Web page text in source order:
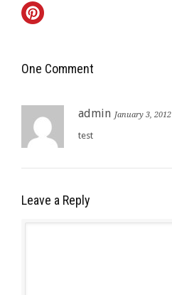
One Comment
admin January 3, 2012
test
Leave a Reply